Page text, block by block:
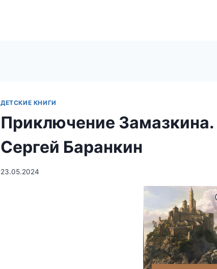
ДЕТСКИЕ КНИГИ
Приключение
Сергей Баранкин
23.05.2024